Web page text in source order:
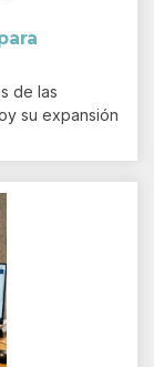
de las
su expansión